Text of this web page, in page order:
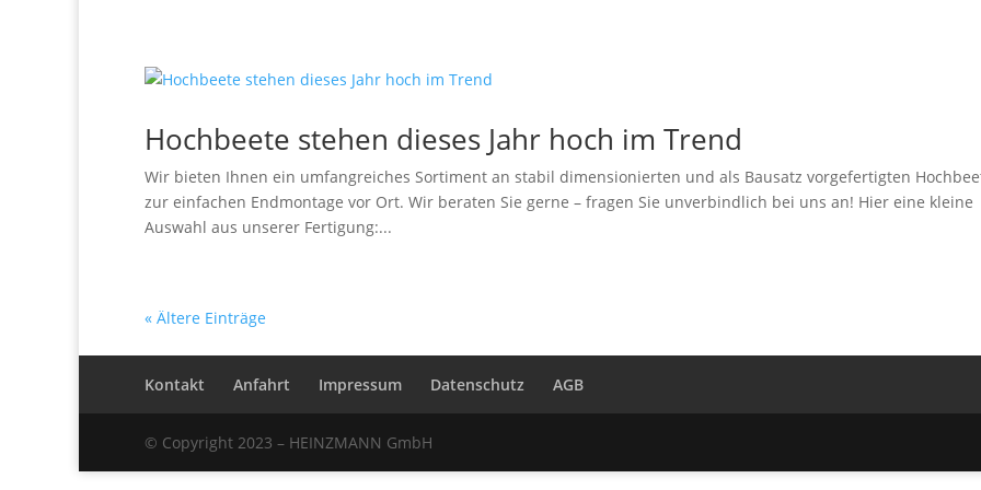
Hochbeete stehen dieses Jahr hoch im Trend
Wir bieten Ihnen ein umfangreiches Sortiment an stabil dimensionierten und als Bausatz vorgefertigten
zur einfachen Endmontage vor Ort. Wir beraten Sie gerne – fragen Sie unverbindlich bei uns an! Hier eine kleine
Auswahl aus unserer Fertigung:...
« Ältere Einträge
Kontakt Anfahrt Impressum Datenschutz AGB
© Copyright 2023 – HEINZMANN GmbH